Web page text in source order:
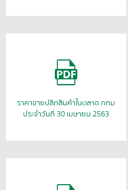
ราคาขายปลีกสินค้าในตลาด กทม
ประจำวันที่ 30 เมษายน 2563